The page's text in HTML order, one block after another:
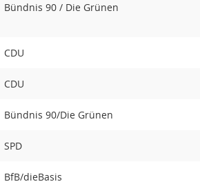
Bündnis 90 / Die Grünen
CDU
CDU
Bündnis 90/Die Grünen
SPD
BfB/dieBasis